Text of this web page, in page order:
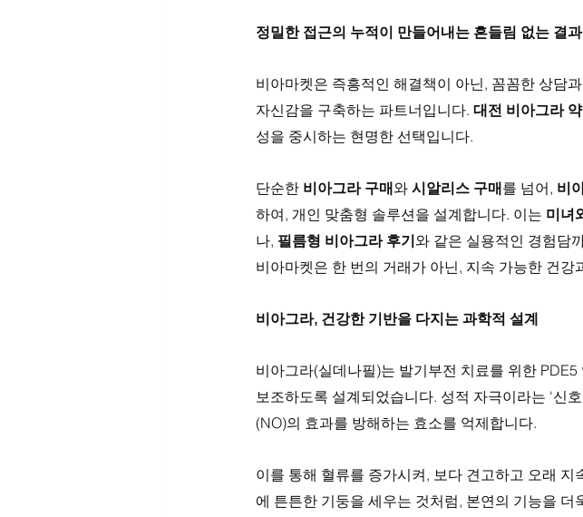
정밀한 접근의 누적이 만들어내는 흔들림 없는 결과
비아마켓은 즉흥적인 해결책이 아닌, 꼼꼼한 상담
자신감을 구축하는 파트너입니다. 대전 비아그라
성을 중시하는 현명한 선택입니다.
단순한 비아그라 구매와 시알리스 구매를 넘어, 비
하여, 개인 맞춤형 솔루션을 설계합니다. 이는 미녀
나, 필름형 비아그라 후기와 같은 실용적인 경험담
비아마켓은 한 번의 거래가 아닌, 지속 가능한 건
비아그라, 건강한 기반을 다지는 과학적 설계
비아그라(실데나필)는 발기부전 치료를 위한
보조하도록 설계되었습니다. 성적 자극이라는 '신
(NO)의 효과를 방해하는 효소를 억제합니다.
이를 통해 혈류를 증가시켜, 보다 견고하고 오래
에 튼튼한 기둥을 세우는 것처럼, 본연의 기능을